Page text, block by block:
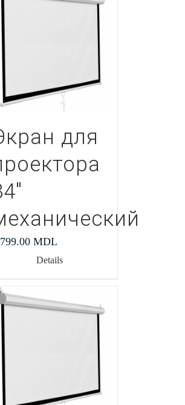
для
MDL
Details